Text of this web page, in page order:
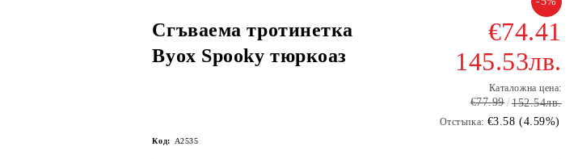
Сгъваема тротинетка
Byox Spooky тюркоаз
€74.41
145.53лв.
Каталожна цена:
€77.99 152.54лв.
Отстъпка: €3.58 (4.59%)
Код: A2535